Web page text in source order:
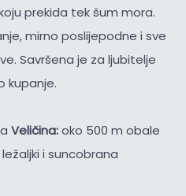
prekida tek šum mora.
mirno poslijepodne i sve
Savršena je za ljubitelje
kupanje.
Veličina:oko 500 m obale
i suncobrana